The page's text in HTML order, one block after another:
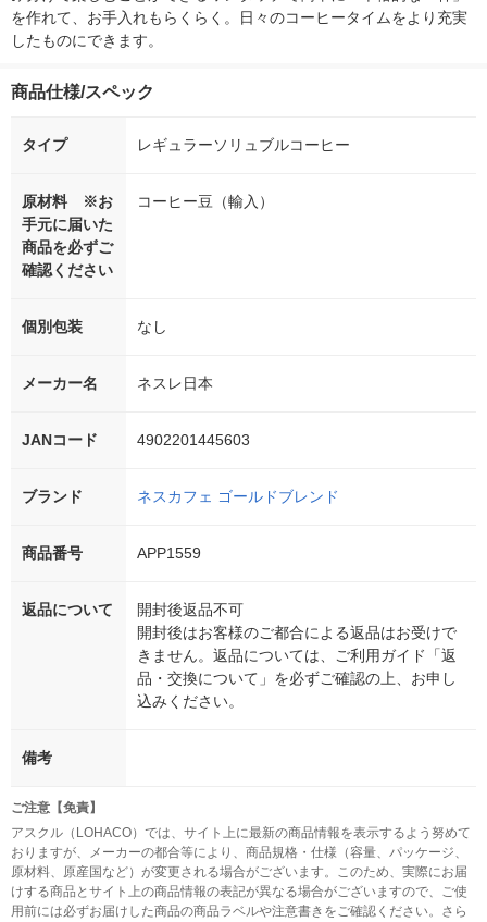
を作れて、お手入れもらくらく。日々のコーヒータイムをより充実
したものにできます。
商品仕様/スペック
タイプ レギュラーソリュブルコーヒー
原材料 ※お
手元に届いた
商品を必ずご
確認ください
コーヒー豆（輸入）
個別包装 なし
メーカー名 ネスレ日本
JANコード 4902201445603
ブランド ネスカフェ ゴールドブレンド
商品番号 APP1559
返品について
開封後返品不可
開封後はお客様のご都合による返品はお受けで
きません。返品については、ご利用ガイド「返
品・交換について」を必ずご確認の上、お申し
込みください。
備考
ご注意【免責】
アスクル（LOHACO）では、サイト上に最新の商品情報を表示するよう努めて
おりますが、メーカーの都合等により、商品規格・仕様（容量、パッケージ、
原材料、原産国など）が変更される場合がございます。このため、実際にお届
けする商品とサイト上の商品情報の表記が異なる場合がございますので、ご使
用前には必ずお届けした商品の商品ラベルや注意書きをご確認ください。さら